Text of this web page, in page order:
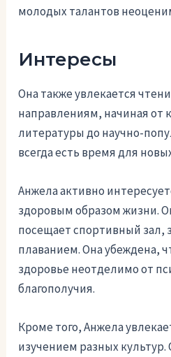
молодых талантов
Интересы
Она также увлекается
направлениям, начиная от
литературы до научно-
всегда есть время для
Анжела активно
здоровым образом жизни.
посещает спортивный зал,
плаванием. Она убеждена,
здоровье неотделимо от
благополучия.
Кроме того, Анжела
изучением разных культур.